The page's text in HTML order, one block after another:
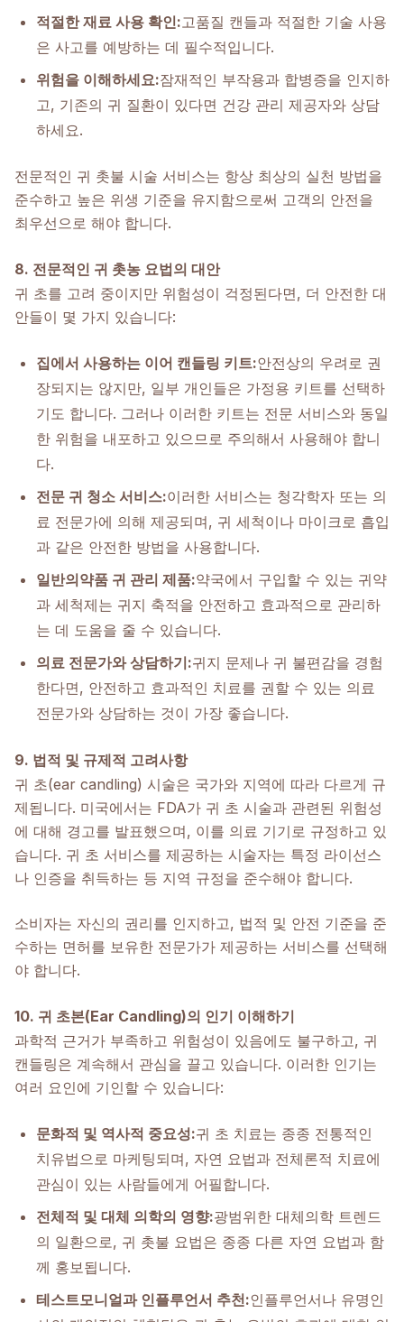
적절한 재료 사용 확인:고품질 캔들과 적절한 기술 사용
은 사고를 예방하는 데 필수적입니다.
위험을 이해하세요:잠재적인 부작용과 합병증을 인지하
고, 기존의 귀 질환이 있다면 건강 관리 제공자와 상담
하세요.
전문적인 귀 촛불 시술 서비스는 항상 최상의 실천 방법을
준수하고 높은 위생 기준을 유지함으로써 고객의 안전을
최우선으로 해야 합니다.
8. 전문적인 귀 촛농 요법의 대안
귀 초를 고려 중이지만 위험성이 걱정된다면, 더 안전한 대
안들이 몇 가지 있습니다:
집에서 사용하는 이어 캔들링 키트:안전상의 우려로 권
장되지는 않지만, 일부 개인들은 가정용 키트를 선택하
기도 합니다. 그러나 이러한 키트는 전문 서비스와 동일
한 위험을 내포하고 있으므로 주의해서 사용해야 합니
다.
전문 귀 청소 서비스:이러한 서비스는 청각학자 또는 의
료 전문가에 의해 제공되며, 귀 세척이나 마이크로 흡입
과 같은 안전한 방법을 사용합니다.
일반의약품 귀 관리 제품:약국에서 구입할 수 있는 귀약
과 세척제는 귀지 축적을 안전하고 효과적으로 관리하
는 데 도움을 줄 수 있습니다.
의료 전문가와 상담하기:귀지 문제나 귀 불편감을 경험
한다면, 안전하고 효과적인 치료를 권할 수 있는 의료
전문가와 상담하는 것이 가장 좋습니다.
9. 법적 및 규제적 고려사항
귀 초(ear candling) 시술은 국가와 지역에 따라 다르게 규
제됩니다. 미국에서는 FDA가 귀 초 시술과 관련된 위험성
에 대해 경고를 발표했으며, 이를 의료 기기로 규정하고 있
습니다. 귀 초 서비스를 제공하는 시술자는 특정 라이선스
나 인증을 취득하는 등 지역 규정을 준수해야 합니다.
소비자는 자신의 권리를 인지하고, 법적 및 안전 기준을 준
수하는 면허를 보유한 전문가가 제공하는 서비스를 선택해
야 합니다.
10. 귀 초본(Ear Candling)의 인기 이해하기
과학적 근거가 부족하고 위험성이 있음에도 불구하고, 귀
캔들링은 계속해서 관심을 끌고 있습니다. 이러한 인기는
여러 요인에 기인할 수 있습니다:
문화적 및 역사적 중요성:귀 초 치료는 종종 전통적인
치유법으로 마케팅되며, 자연 요법과 전체론적 치료에
관심이 있는 사람들에게 어필합니다.
전체적 및 대체 의학의 영향:광범위한 대체의학 트렌드
의 일환으로, 귀 촛불 요법은 종종 다른 자연 요법과 함
께 홍보됩니다.
테스트모니얼과 인플루언서 추천:인플루언서나 유명인